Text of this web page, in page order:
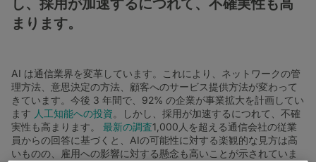
マネージドLAN​
し、採用が加速するにつれて、不確実性も高
まります。
AI は通信業界を変革しています。これにより、ネットワークの管
理方法、意思決定の方法、顧客へのサービス提供方法が変わって
きています。今後 3 年間で、92% の企業が事業拡大を計画してい
ます 人工知能への投資。しかし、採用が加速するにつれて、不確
実性も高まります。 最新の調査1,000人を超える通信会社の従業
員からの回答に基づくと、AIの可能性に対する楽観的な見方は高
いものの、雇用への影響に対する懸念も高いことが示されていま